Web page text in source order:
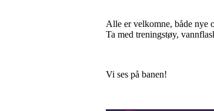
Alle er velkomne, både nye
Ta med treningstøy,
Vi ses på banen!